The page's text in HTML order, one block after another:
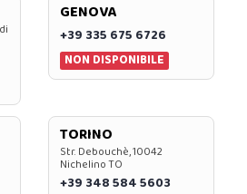
GENOVA
+39 335 675 6726
NON DISPONIBILE
TORINO
Str. Debouchè, 10042
Nichelino TO
+39 348 584 5603